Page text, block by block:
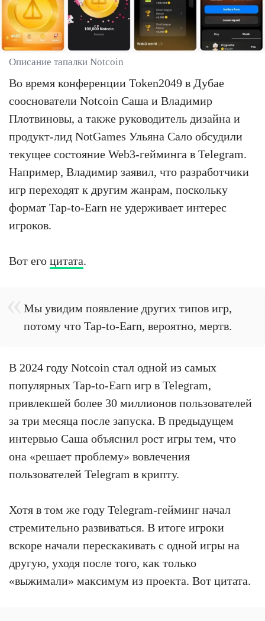
Описание тапалки Notcoin
Во время конференции Token2049 в Дубае
сооснователи Notcoin Саша и Владимир
Плотвиновы, а также руководитель дизайна и
продукт-лид NotGames Ульяна Сало обсудили
текущее состояние Web3-гейминга в Telegram.
Например, Владимир заявил, что разработчики
игр переходят к другим жанрам, поскольку
формат Tap-to-Earn не удерживает интерес
игроков.
Вот его цитата.
Мы увидим появление других типов игр,
потому что Tap-to-Earn, вероятно, мертв.
В 2024 году Notcoin стал одной из самых
популярных Tap-to-Earn игр в Telegram,
привлекшей более 30 миллионов пользователей
за три месяца после запуска. В предыдущем
интервью Саша объяснил рост игры тем, что
она «решает проблему» вовлечения
пользователей Telegram в крипту.
Хотя в том же году Telegram-гейминг начал
стремительно развиваться. В итоге игроки
вскоре начали перескакивать с одной игры на
другую, уходя после того, как только
«выжимали» максимум из проекта. Вот цитата.